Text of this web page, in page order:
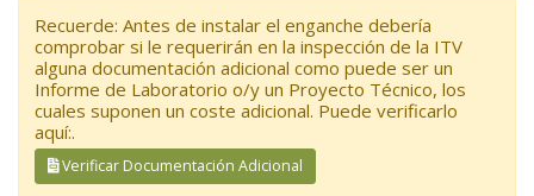
Recuerde: Antes de instalar el enganche debería
comprobar si le requerirán en la inspección de la ITV
alguna documentación adicional como puede ser un
Informe de Laboratorio o/y un Proyecto Técnico, los
cuales suponen un coste adicional. Puede verificarlo
aquí:.
Verificar Documentación Adicional